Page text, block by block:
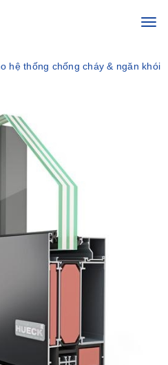
hệ thống chống cháy & ngăn khói